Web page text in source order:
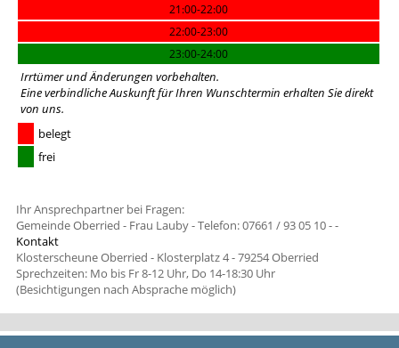
21:00-22:00
22:00-23:00
23:00-24:00
Irrtümer und Änderungen vorbehalten.
Eine verbindliche Auskunft für Ihren Wunschtermin erhalten Siedirekt
von uns.
belegt
frei
Ihr Ansprechpartner bei Fragen:
Gemeinde Oberried - Frau Lauby - Telefon: 07661 / 93 05 10 --
Kontakt
Klosterscheune Oberried - Klosterplatz 4 - 79254 Oberried
Sprechzeiten: Mo bis Fr 8-12 Uhr, Do 14-18:30 Uhr
(Besichtigungen nach Absprache möglich)